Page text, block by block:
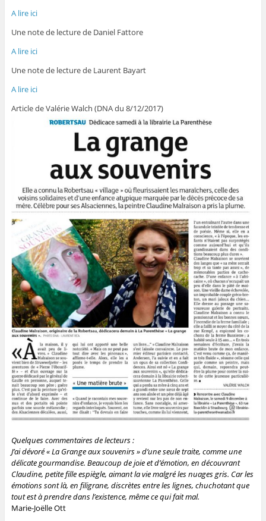
A lire ici
Une note de lecture de Daniel Fattore
A lire ici
Une note de lecture de Laurent Bayart
A lire ici
Article de Valérie Walch (DNA du 8/12/2017)
Quelques commentaires de lecteurs :
J’ai dévoré « La Grange aux souvenirs » d’une seule traite, comme une
délicate gourmandise. Beaucoup de joie et d’émotion, en découvrant
Claudine, petite fille espiègle, aimant la vie malgréles nuages gris. Car les
émotions sont là, en filigrane, discrètes entre les lignes, chuchotant que
tout est à prendre dans l’existence, même ce qui fait mal.
Marie-Joëlle Ott